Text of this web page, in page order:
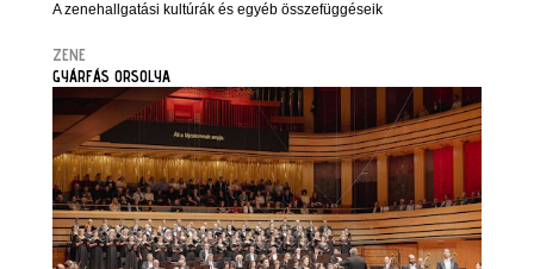
A zenehallgatási kultúrák és egyéb összefüggéseik
ZENE
GYÁRFÁS ORSOLYA